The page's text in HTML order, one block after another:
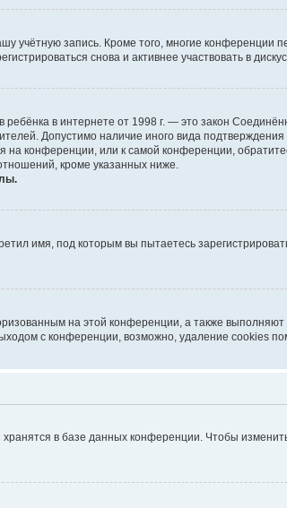
учётную запись. Кроме того, многие
снова и активнее участвовать в
в интернете от 1998 г. — это закон
Допустимо наличие иного вида
на конференции, или к самой конференции,
кроме указанных ниже.
имя, под которым вы пытаетесь
на этой конференции, а также
с конференции, возможно, удаление cookies
в базе данных конференции. Чтобы